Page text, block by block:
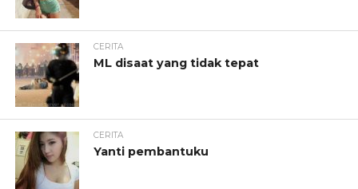
CERITA
ML disaat yang tidak tepat
CERITA
Yanti pembantuku